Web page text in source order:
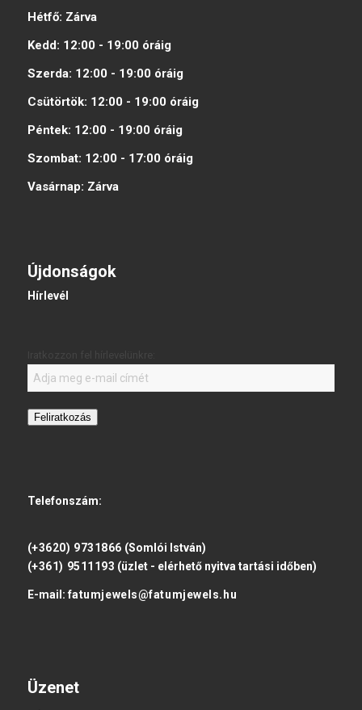
Hétfő: Zárva
Kedd: 12:00 - 19:00 óráig
Szerda: 12:00 - 19:00 óráig
Csütörtök: 12:00 - 19:00 óráig
Péntek: 12:00 - 19:00 óráig
Szombat: 12:00 - 17:00 óráig
Vasárnap: Zárva
Újdonságok
Hírlevél
Feliratkozás
Telefonszám:
(+3620) 9731866 (Somlói István)
(+361) 9511193 (üzlet - elérhető nyitva tartási időben)
E-mail: fatumjewels@fatumjewels.hu
Üzenet